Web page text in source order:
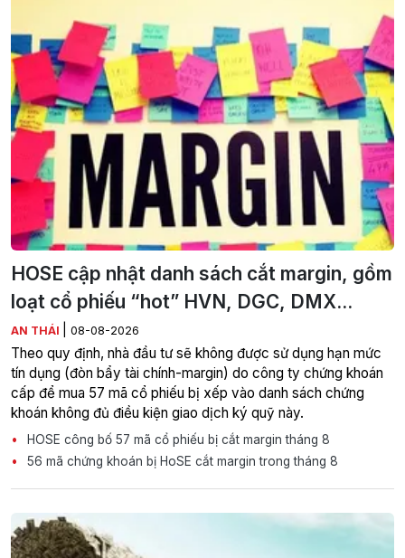
HOSE cập nhật danh sách cắt margin, gồm
loạt cổ phiếu “hot” HVN, DGC, DMX...
AN THÁI 08-08-2026
Theo quy định, nhà đầu tư sẽ không được sử dụng hạn mức
tín dụng (đòn bẩy tài chính-margin) do công ty chứng khoán
cấp để mua 57 mã cổ phiếu bị xếp vào danh sách chứng
khoán không đủ điều kiện giao dịch ký quỹ này.
HOSE công bố 57 mã cổ phiếu bị cắt margin tháng 8
56 mã chứng khoán bị HoSE cắt margin trong tháng 8